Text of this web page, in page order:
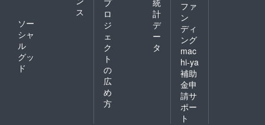
ス
ソー
シャ
ル
グッ
ド
プ
ロ
ジ
ェ
ク
ト
の
広
め
方
統
計
デ
ー
タ
ファ
ン
ディ
ング
mac
hi-ya
補助
金申
請サ
ポー
ト